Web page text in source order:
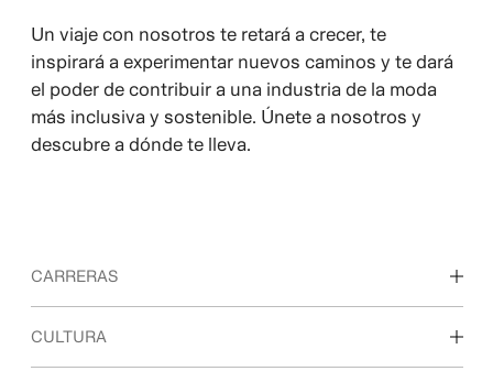
Un viaje con nosotros te retará a crecer, te
inspirará a experimentar nuevos caminos y te dará
el poder de contribuir a una industria de la moda
más inclusiva y sostenible. Únete a nosotros y
descubre a dónde te lleva.
CARRERAS
Descubre nuestras áreas de trabajo
CULTURA